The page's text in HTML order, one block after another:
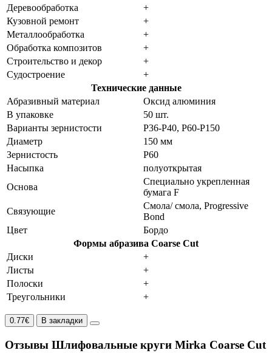
Деревообработка
+
Кузовной ремонт
+
Металлообработка
+
Обработка композитов
+
Строительство и декор
+
Судостроение
+
Технические данные
Абразивный материал
Оксид алюминия
В упаковке
50 шт.
Варианты зернистости
P36-P40, P60-P150
Диаметр
150 мм
Зернистость
P60
Насыпка
полуоткрытая
Основа
Специально укрепленная
бумага F
Связующие
Смола/ смола, Progressive
Bond
Цвет
Бордо
Формы абразива Coarse Cut
Диски
+
Листы
+
Полоски
+
Треугольники
+
0.77€ В закладки
Отзывы Шлифовальные круги Mirka Coarse Cut